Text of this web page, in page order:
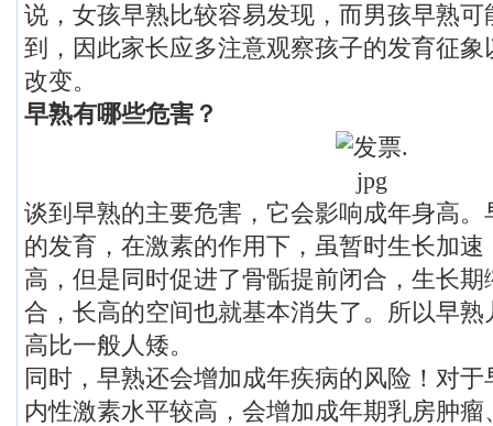
说，女孩早熟比较容易发现，而男孩早熟
到，因此家长应多注意观察孩子的发育征
改变。
早熟有哪些危害？
谈到早熟的主要危害，它会影响成年身高
的发育，在激素的作用下，虽暂时生长加
高，但是同时促进了骨骺提前闭合，生长
合，长高的空间也就基本消失了。所以早
高比一般人矮。
同时，早熟还会增加成年疾病的风险！对
内性激素水平较高，会增加成年期乳房肿